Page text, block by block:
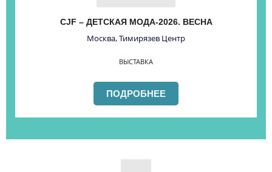
CJF – ДЕТСКАЯ МОДА-2026. ВЕСНА
Москва, Тимирязев Центр
ВЫСТАВКА
ПОДРОБНЕЕ